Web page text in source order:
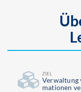
ZIEL
mationen